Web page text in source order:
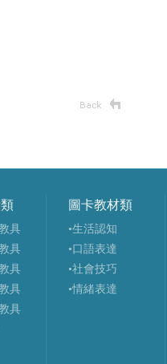
具
具
具
具
具
圖卡教材類
•生活認知
•口語表達
•社會技巧
•情緒表達